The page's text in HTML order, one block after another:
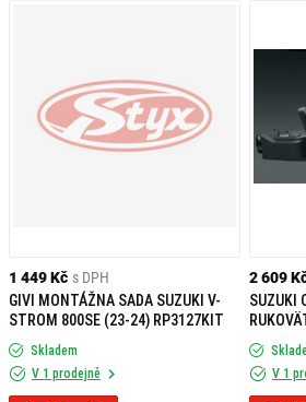
1 449 Kč s DPH
GIVI MONTÁŽNA SADA SUZUKI V-
STROM 800SE (23-24) RP3127KIT
Skladem
V 1 prodejně
2 609
SUZUKI
(24-)
V 1